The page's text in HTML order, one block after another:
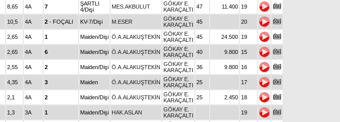
8,65 4A 7
ŞARTLI
4/Dişi
MES.AKBULUT
GÖKAY E.
KARAÇALTI 47 11.400 19
10,5 4A 2 - FOÇALI KV-7/Dişi M.ESER
GÖKAY E.
KARAÇALTI 45 20
2,65 4A 1 Maiden/Dişi Ö.A.ALAKUŞTEKİN GÖKAY E.
KARAÇALTI 45 24.500 19
2,65 4A 6 Maiden/Dişi Ö.A.ALAKUŞTEKİN GÖKAY E.
KARAÇALTI 40 9.800 15
2,55 4A 2 Maiden/Dişi Ö.A.ALAKUŞTEKİN GÖKAY E.
KARAÇALTI 36 9.800 16
4,35 4A 3 Maiden Ö.A.ALAKUŞTEKİN GÖKAY E.
KARAÇALTI 25 17
2,1 4A 2 Maiden/Dişi Ö.A.ALAKUŞTEKİN GÖKAY E.
KARAÇALTI 25 2.450 18
1,3 3A 1 Maiden/Dişi HAK.ASLAN
GÖKAY E.
KARAÇALTI
19